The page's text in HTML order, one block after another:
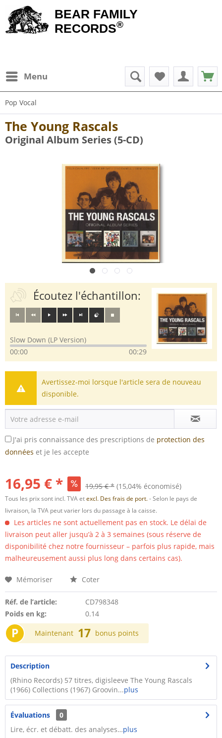
BEAR FAMILY
RECORDS®
Menu
Pop Vocal
The Young Rascals
Original Album Series (5-CD)
Écoutez l'échantillon:
Slow Down (LP Version)
00:00
00:29
Avertissez-moi lorsque l'article sera de nouveau
disponible.
J'ai pris connaissance des prescriptions de protection des
données et je les accepte
16,95 € * 19,95 € * (15,04% économisé)
Tous les prix sont incl. TVA etexcl. Des frais de port.- Selon le pays de
livraison, la TVA peut varier lors du passage à la caisse.
Les articles ne sont actuellement pas en stock. Le délai de
livraison peut aller jusqu’à 2 à 3 semaines (sous réserve de
disponibilité chez notre fournisseur – parfois plus rapide, mais
malheureusement aussi plus long dans certains cas).
Mémoriser Coter
Réf. de l’article:
CD798348
Poids en kg:
0.14
P Maintenant 17 bonus points
Description
(Rhino Records) 57 titres, digisleeve The Young Rascals
(1966) Collections (1967) Groovin...plus
Évaluations
0
Lire, écr. et débatt. des analyses…plus